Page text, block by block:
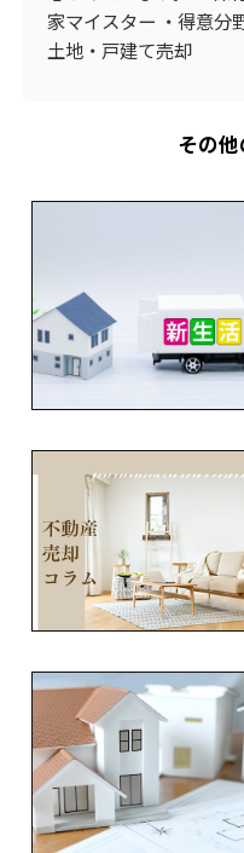
家マイスター ・得意分
土地・戸建て売却
その